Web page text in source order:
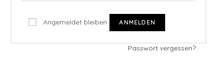
Angemeldet bleiben ANMELDEN
Passwort vergessen?